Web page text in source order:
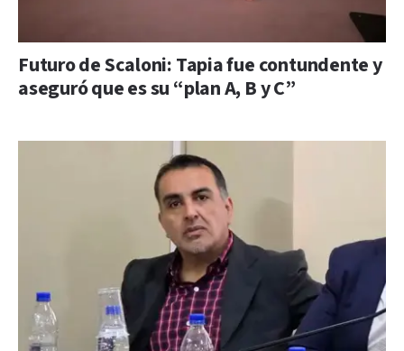
Futuro de Scaloni: Tapia fue contundente y
aseguró que es su “plan A, B y C”